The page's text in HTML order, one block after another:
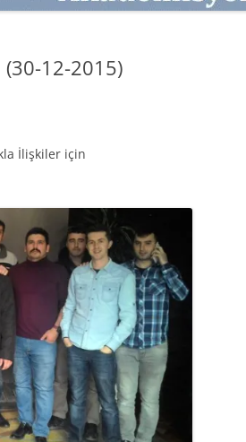
INTERDISCIPLINARY REFLECTIONS
PAZARLAMADA YENI USTALIK
PAZARLAMA TEMELLERI
PAZARLAMA MUCIZE DEĞILDIR
PAZARLAMA CANAVARI
SATMAK
12-2015)
İlişkiler için